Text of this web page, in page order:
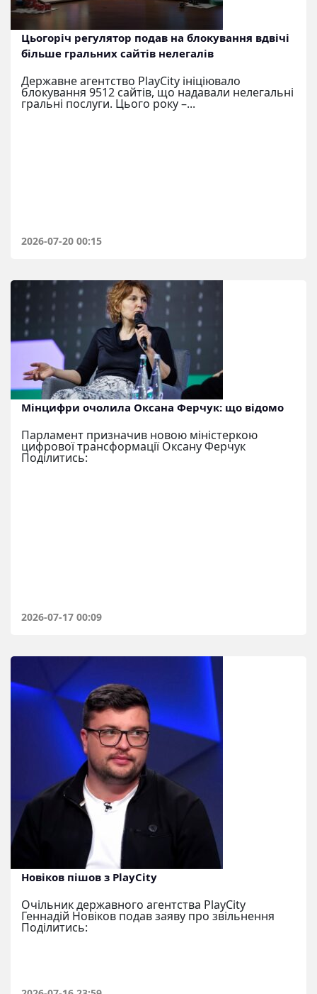
Цьогоріч регулятор подав на блокування вдвічі
більше гральних сайтів нелегалів
Державне агентство PlayCity ініціювало
блокування 9512 сайтів, що надавали нелегальні
гральні послуги. Цього року –...
2026-07-20 00:15
Мінцифри очолила Оксана Ферчук: що відомо
Парламент призначив новою міністеркою
цифрової трансформації Оксану Ферчук
Поділитись:
2026-07-17 00:09
Новіков пішов з PlayCity
Очільник державного агентства PlayCity
Геннадій Новіков подав заяву про звільнення
Поділитись: